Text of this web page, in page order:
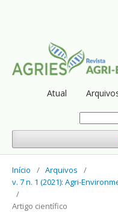
Atual
Início / Arquivos
/
v. 7 n. 1 (2021): Agri-
/
Artigo científico